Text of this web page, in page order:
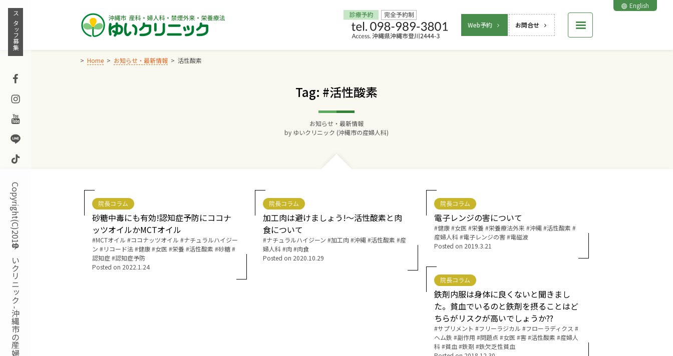
Skip
content
Web予約 お問合せ
English
スタッフ募集
Facebook
Instagram
Youtube
Line
TikTok
Home お知らせ・最新情報 活性酸素
Tag: #活性酸素
お知らせ・最新情報
by ゆいクリニック (沖縄市の産婦人科)
院長コラム
砂糖中毒にも有効!認知症予防にココナ
ッツオイルかMCTオイル
Tags:
MCTオイル ココナッツオイル
ナチュラルハイジー
ン
リコード法 健康 女医 栄養 活性酸素
砂糖
認知症 認知症予防
Posted on 2022.1.24
院長コラム
加工肉は避けましょう!～活性酸素と肉
食について
Tags:
ナチュラルハイジーン 加工肉 沖縄 活性酸素
産
婦人科
肉
肉食
Posted on 2020.10.29
院長コラム
電子レンジの害について
Tags:
健康 女医 栄養 栄養療法外来 沖縄
活性酸素
産婦人科 電子レンジの害 電磁波
Posted on 2019.3.21
院長コラム
鉄剤内服は身体に良くないと聞きまし
た。貧血でいるのと鉄剤を摂ることはど
ちらがリスクが高いでしょうか??
Tags:
サプリメント フリーラジカル
フローラディクス
ヘム鉄
副作用 問題点 女医 害 活性酸素
産婦人
科 貧血 鉄剤
鉄欠乏性貧血
交通アクセス
院長からのごあいさつ
ゆいクリニックの経営理念
妊婦健診
お産について